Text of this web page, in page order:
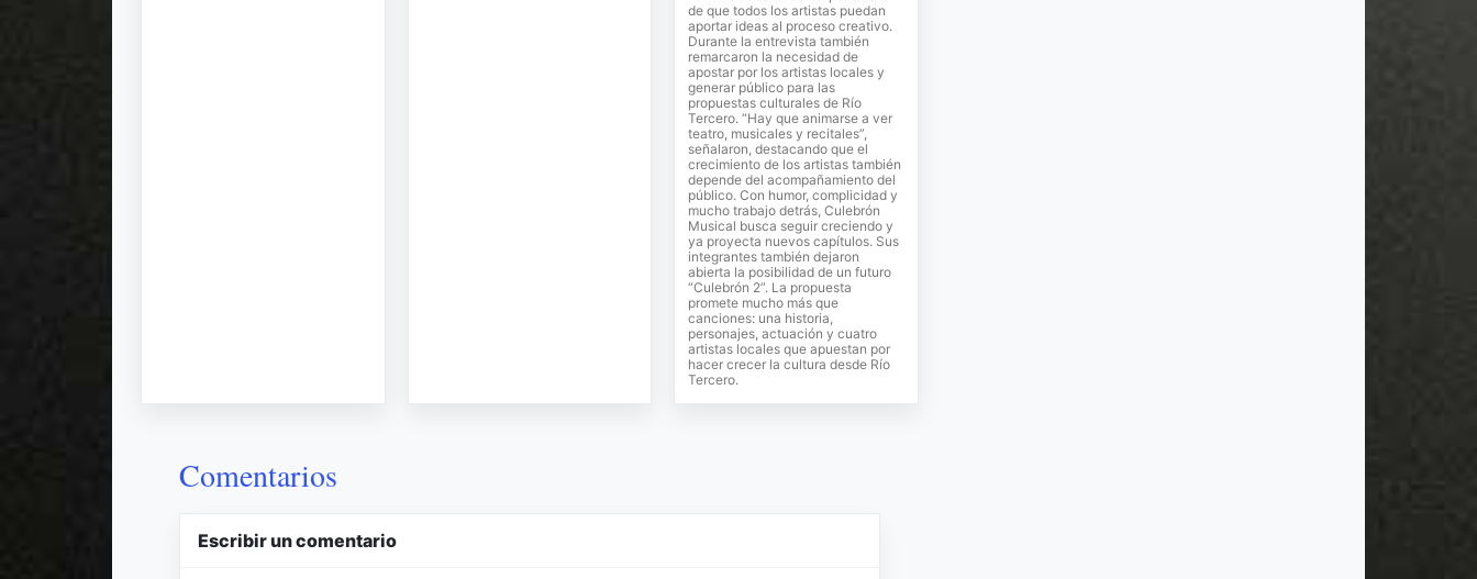
de que todos los artistas puedan
aportar ideas al proceso creativo.
Durante la entrevista también
remarcaron la necesidad de
apostar por los artistas locales y
generar público para las
propuestas culturales de Río
Tercero. “Hay que animarse a ver
teatro, musicales y recitales”,
señalaron, destacando que el
crecimiento de los artistas también
depende del acompañamiento del
público. Con humor, complicidad y
mucho trabajo detrás, Culebrón
Musical busca seguir creciendo y
ya proyecta nuevos capítulos. Sus
integrantes también dejaron
abierta la posibilidad de un futuro
“Culebrón 2”. La propuesta
promete mucho más que
canciones: una historia,
personajes, actuación y cuatro
artistas locales que apuestan por
hacer crecer la cultura desde Río
Tercero.
Comentarios
Escribir un comentario